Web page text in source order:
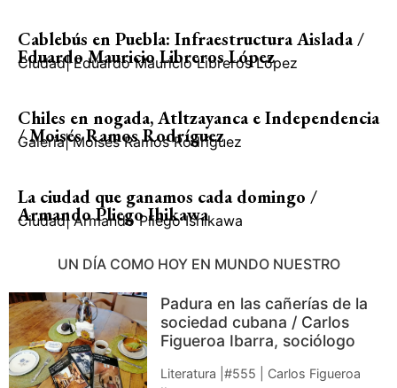
Cablebús en Puebla: Infraestructura Aislada /
Eduardo Mauricio Libreros López
Ciudad| Eduardo Mauricio Libreros López
Chiles en nogada, Atltzayanca e Independencia
/ Moisés Ramos Rodríguez
Galería| Moisés Ramos Rodríguez
La ciudad que ganamos cada domingo /
Armando Pliego Ihikawa
Ciudad| Armando Pliego Ishikawa
UN DÍA COMO HOY EN MUNDO NUESTRO
Padura en las cañerías de la
sociedad cubana / Carlos
Figueroa Ibarra, sociólogo
Literatura |#555 | Carlos Figueroa